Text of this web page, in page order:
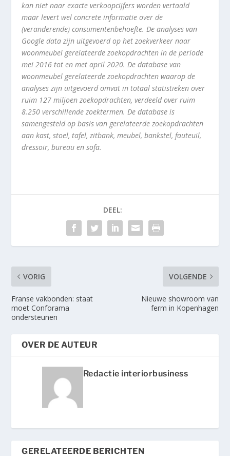
kan niet naar exacte verkoopcijfers worden vertaald
maar levert wel concrete informatie over de
(veranderende) consumentenbehoefte. De analyses van
Google data zijn uitgevoerd op het zoekverkeer naar
woonmeubel gerelateerde zoekopdrachten in de periode
mei 2016 tot en met april 2020. De database van
woonmeubel gerelateerde zoekopdrachten waarop de
analyses zijn uitgevoerd omvat in totaal statistieken over
ruim 127 miljoen zoekopdrachten, verdeeld over ruim
8.250 verschillende zoektermen. De database is
samengesteld op basis van gerelateerde zoekopdrachten
aan kast, stoel, tafel, zitbank, meubel, bankstel, fauteuil,
dressoir, bureau en sofa.
DEEL:
VORIG
Franse vakbonden: staat
moet Conforama
ondersteunen
VOLGENDE
Nieuwe showroom van
ferm in Kopenhagen
OVER DE AUTEUR
Redactie interiorbusiness
GERELATEERDE BERICHTEN